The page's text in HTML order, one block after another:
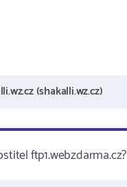
(shakalli.wz.cz)
ftp1.webzdarma.cz?